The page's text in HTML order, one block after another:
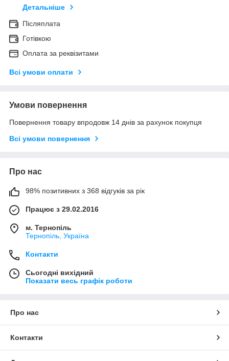
Детальніше
Післяплата
Готівкою
Оплата за реквізитами
Всі умови оплати
Умови повернення
Повернення товару впродовж 14 днів за рахунок покупця
Всі умови повернення
Про нас
98% позитивних з 368 відгуків за рік
Працює з 29.02.2016
м. Тернопіль
Тернопіль, Україна
Контакти
Сьогодні вихідний
Показати весь графік роботи
Про нас
Контакти